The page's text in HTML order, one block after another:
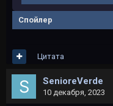
Спойлер
Цитата
SenioreVerde
10 декабря, 2023